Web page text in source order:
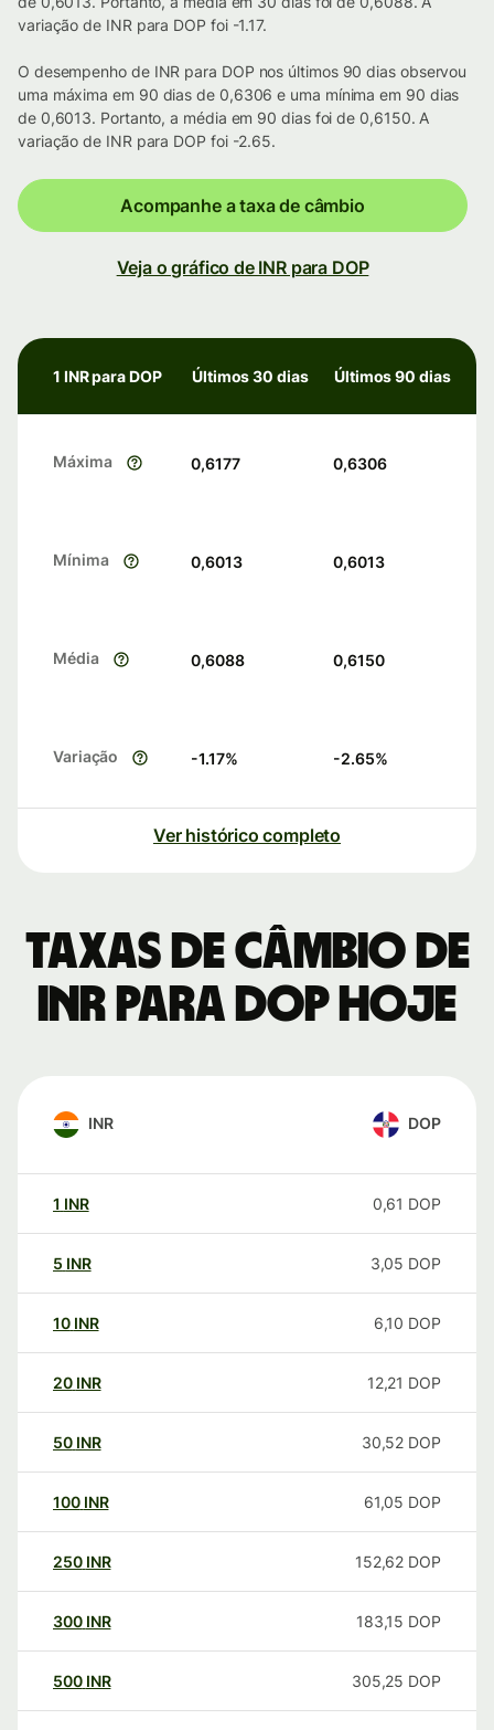
variação de INR para DOP foi -1.17.
O desempenho de INR para DOP nos últimos 90 dias observou
uma máxima em 90 dias de 0,6306 e uma mínima em 90 dias
de 0,6013. Portanto, a média em 90 dias foi de 0,6150. A
variação de INR para DOP foi -2.65.
Acompanhe a taxa de câmbio
Veja o gráfico de INR para DOP
1 INR para DOP Últimos 30 dias Últimos 90 dias
Máxima 0,6177 0,6306
Mínima 0,6013 0,6013
Média 0,6088 0,6150
Variação -1.17% -2.65%
Ver histórico completo
Taxas de câmbio de
INR para DOP hoje
INR DOP
1 INR 0,61 DOP
5 INR 3,05 DOP
10 INR 6,10 DOP
20 INR 12,21 DOP
50 INR 30,52 DOP
100 INR 61,05 DOP
250 INR 152,62 DOP
300 INR 183,15 DOP
500 INR 305,25 DOP